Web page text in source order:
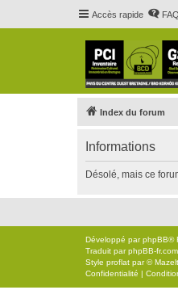
Accès rapide FAQ
Index du forum
Informations
Désolé, mais ce
Développé parphpBB®
Traduit parphpBB-fr.com
Style proflat par ©
Confidentialité |